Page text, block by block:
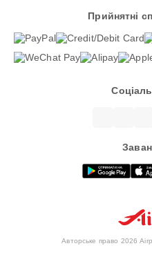
Прийнятні
Авторське право 2026